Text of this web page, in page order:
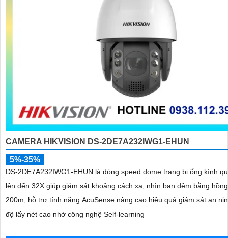
CAMERA HIKVISION DS-2DE7A232IWG1-EHUN
5%-35%
DS-2DE7A232IWG1-EHUN là dòng speed dome trang bị ống kính
lên đến 32X giúp giám sát khoảng cách xa, nhìn ban đêm bằng
200m, hỗ trợ tính năng AcuSense nâng cao hiệu quả giám sát an
độ lấy nét cao nhờ công nghệ Self-learning